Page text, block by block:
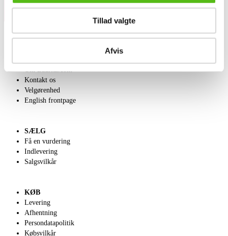
Tillad valgte
Afvis
Om Lauritz.com
Kontakt os
Velgørenhed
English frontpage
SÆLG
Få en vurdering
Indlevering
Salgsvilkår
KØB
Levering
Afhentning
Persondatapolitik
Købsvilkår